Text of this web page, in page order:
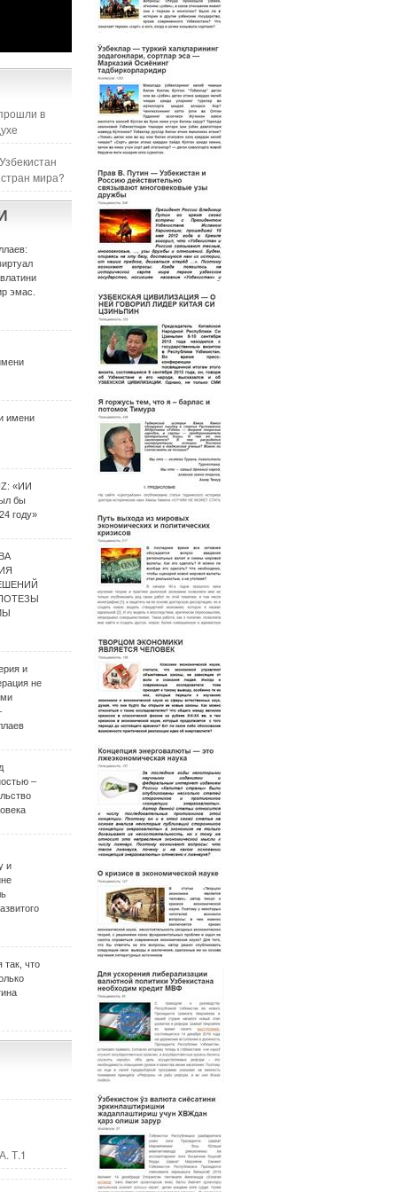
в
мира?
эмас.
имени
«ИИ
бы
году»
и
не
–
и
так, что
Т.1